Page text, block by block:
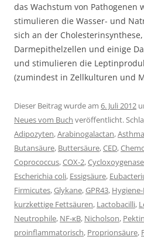
das Wachstum von Pathogenen
stimulieren die Wasser- und
sich an der
Darmepithelzellen und einige
und stimulieren die
(zumindest in Zellkulturen und
Dieser Beitrag wurde am 6. Juli 2012
Neues vom Buch veröffentlicht.
Adipozyten,Arabinogalactan,Asthma
Butansäure, Buttersäure,CED,
Coprococcus,COX-2,
Escherichia coli, Essigsäure,
Firmicutes,Glykane,GPR43,
kurzkettige Fettsäuren, Lactobacilli,
Neutrophile, NF-κB, Nicholson, Pektin
proinflammatorisch, Proprionsäure,